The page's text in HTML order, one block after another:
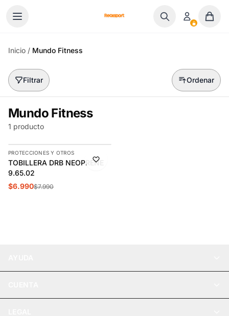
Inicio / Mundo Fitness
Filtrar Ordenar
Mundo Fitness
1 producto
-13%
AGREGAR
PROTECCIONES Y OTROS
TOBILLERA DRB NEOPRENE
9.65.02
$6.990$7.990